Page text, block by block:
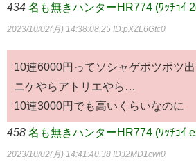
434 名も無きハンターHR774 (ﾜｯﾁｮｲ
2023/10/02(月) 14:38:08.25 ID:pXZL6Gtc0
10連6000円ってソシャゲポツポツ
ニケやらアトリエやら…
10連3000円でも高いくらいなのに
458 名も無きハンターHR774 (ﾜｯﾁｮｲ
2023/10/02(月) 14:41:40.38 ID:l2MD1cwi0